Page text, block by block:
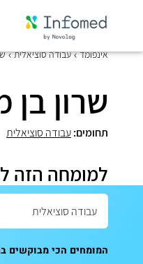
אינפומד עבודה סוציאלית
שרון בן
תחומים:עבודה סוציאלית
למומחה הזה
המומחים הכי מבוקשים